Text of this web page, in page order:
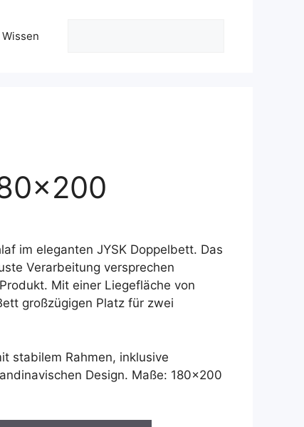
Wissen
im eleganten JYSK Doppelbett. Das
Verarbeitung versprechen
Mit einer Liegefläche von
großzügigen Platz für zwei
stabilem Rahmen, inklusive
Design. Maße: 180×200